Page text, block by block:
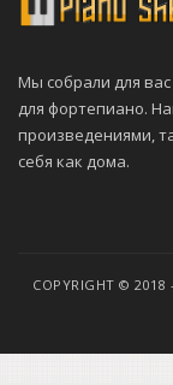
Мы собрали для
для фортепиано.
произведениями,
себя как дома.
COPYRIGHT © 2018